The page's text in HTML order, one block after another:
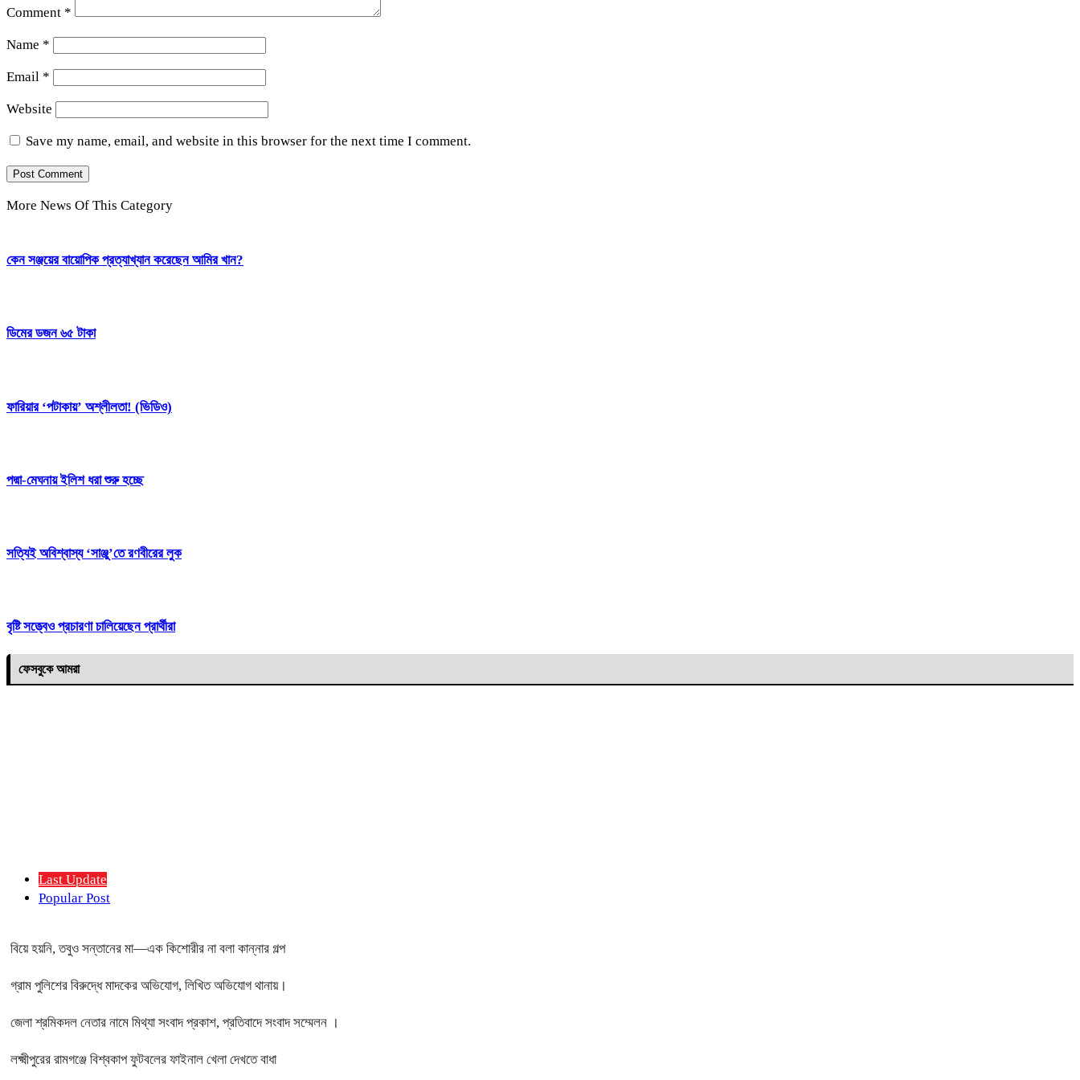
Comment *
Name *
Email *
Website
Save my name, email, and website in this browser for the next time I comment.
More News Of This Category
কেন সঞ্জয়ের বায়োপিক প্রত্যাখ্যান করেছেন আমির খান?
ডিমের ডজন ৬৫ টাকা
ফারিয়ার ‘পটাকায়’ অশ্লীলতা! (ভিডিও)
পদ্মা-মেঘনায় ইলিশ ধরা শুরু হচ্ছে
সত্যিই অবিশ্বাস্য ‘সাঞ্জু’তে রণবীরের লুক
বৃষ্টি সত্ত্বেও প্রচারণা চালিয়েছেন প্রার্থীরা
ফেসবুকে আমরা
Last Update
Popular Post
বিয়ে হয়নি, তবুও সন্তানের মা—এক কিশোরীর না বলা কান্নার গল্প
গ্রাম পুলিশের বিরুদ্ধে মাদকের অভিযোগ, লিখিত অভিযোগ থানায়।
জেলা শ্রমিকদল নেতার নামে মিথ্যা সংবাদ প্রকাশ, প্রতিবাদে সংবাদ সম্মেলন ।
লক্ষ্মীপুরের রামগঞ্জে বিশ্বকাপ ফুটবলের ফাইনাল খেলা দেখতে বাধা